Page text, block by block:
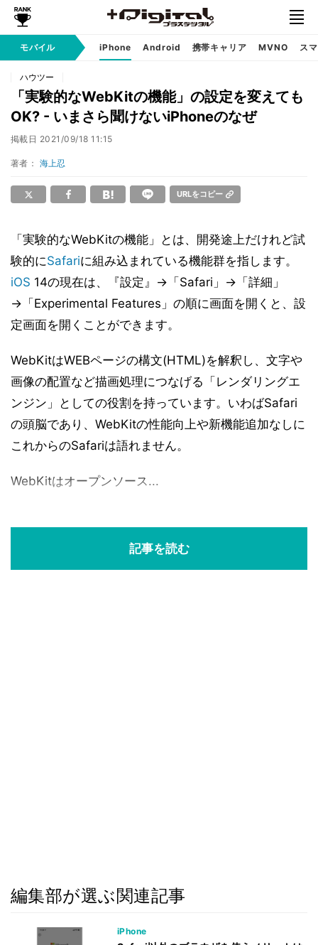
モバイル iPhone Android 携帯キャリア MVNO ス
ハウツー
「実験的なWebKitの機能」の設定を変えても
OK? - いまさら聞けないiPhoneのなぜ
掲載日 2021/09/18 11:15
著者： 海上忍
URLをコピー
「実験的なWebKitの機能」とは、開発途上だけれど試
験的にSafariに組み込まれている機能群を指します。
iOS 14の現在は、『設定』→「Safari」→「詳細」
→「Experimental Features」の順に画面を開くと、設
定画面を開くことができます。
WebKitはWEBページの構文(HTML)を解釈し、文字や
画像の配置など描画処理につなげる「レンダリングエ
ンジン」としての役割を持っています。いわばSafari
の頭脳であり、WebKitの性能向上や新機能追加なしに
これからのSafariは語れません。
WebKitはオープンソース...
記事を読む
編集部が選ぶ関連記事
iPhone